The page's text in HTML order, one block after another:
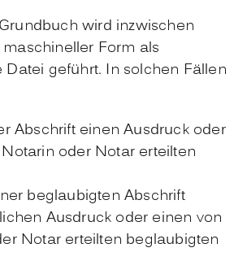
wird inzwischen
Form als
Datei geführt. In solchen Fällen
Abschrift einen Ausdruck oder
oder Notar erteilten
beglaubigten Abschrift
Ausdruck oder einen von
Notar erteilten beglaubigten